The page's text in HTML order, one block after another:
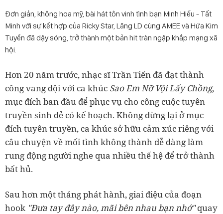
Đơn giản, không hoa mỹ, bài hát tôn vinh tình bạn Minh Hiếu - Tất
Minh với sự kết hợp của Ricky Star, Lăng LD cùng AMEE và Hứa Kim
Tuyền đã dậy sóng, trở thành một bản hit tràn ngập khắp mạng xã
hội.
Hơn 20 năm trước, nhạc sĩ Trần Tiến đã đạt thành
công vang dội với ca khúc Sao Em Nỡ Vội Lấy Chồng,
mục đích ban đầu để phục vụ cho công cuộc tuyên
truyền sinh đẻ có kế hoạch. Không dừng lại ở mục
đích tuyên truyền, ca khúc sở hữu cảm xúc riêng với
câu chuyện về mối tình không thành dễ dàng làm
rung động người nghe qua nhiều thế hệ để trở thành
bất hủ.
Sau hơn một tháng phát hành, giai điệu của đoạn
hook "Đưa tay đây nào, mãi bên nhau bạn nhớ"quay